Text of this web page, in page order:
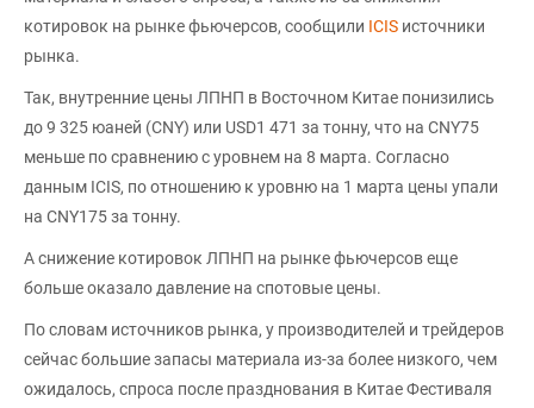
котировок на рынке фьючерсов, сообщили ICIS источники
рынка.
Так, внутренние цены ЛПНП в Восточном Китае понизились
до 9 325 юаней (CNY) или USD1 471 за тонну, что на CNY75
меньше по сравнению с уровнем на 8 марта. Согласно
данным ICIS, по отношению к уровню на 1 марта цены упали
на CNY175 за тонну.
А снижение котировок ЛПНП на рынке фьючерсов еще
больше оказало давление на спотовые цены.
По словам источников рынка, у производителей и трейдеров
сейчас большие запасы материала из-за более низкого, чем
ожидалось, спроса после празднования в Китае Фестиваля